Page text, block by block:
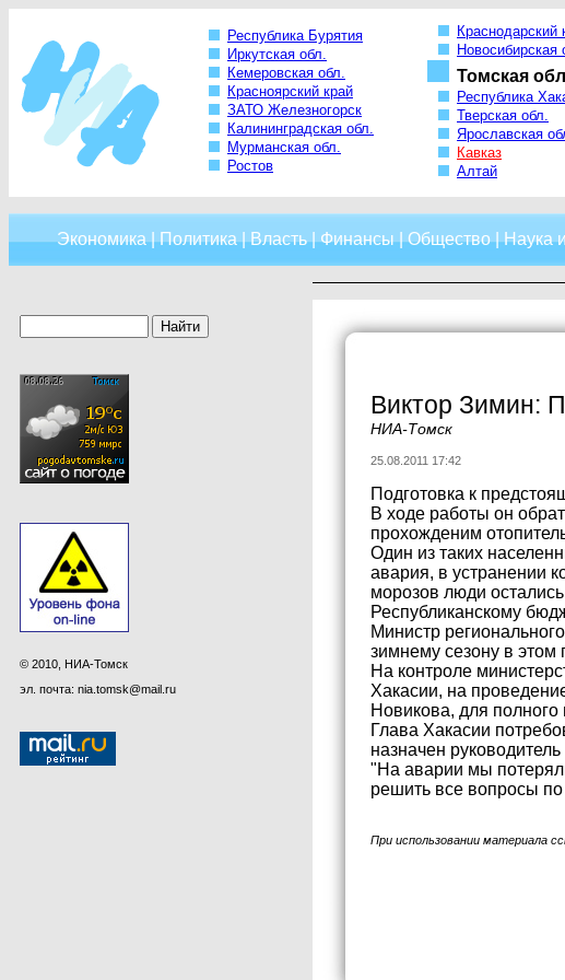
Республика Бурятия
Иркутская обл.
Кемеровская обл.
Красноярский край
ЗАТО Железногорск
Калининградская обл.
Мурманская обл.
Ростов
Краснодарский
Новосибирская
Томская
Республика
Тверская обл.
Ярославская
Кавказ
Алтай
Экономика|Политика|Власть|Финансы|Общество|Наука
© 2010, НИА-Томск
эл. почта: nia.tomsk@mail.ru
Виктор Зимин:
НИА-Томск
25.08.2011 17:42
Подготовка к
В ходе работы он
прохожденим
Один из таких
авария, в устранении
морозов люди
Республиканскому
Министр
зимнему сезону в этом
На контроле
Хакасии, на
Новикова, для
Глава Хакасии
назначен
"На аварии мы
решить все вопросы
При использовании материала